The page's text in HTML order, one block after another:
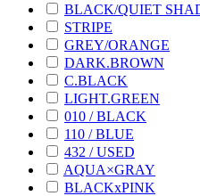
BLACK/QUIET
STRIPE
GREY/ORANGE
DARK.BROWN
C.BLACK
LIGHT.GREEN
010 / BLACK
110 / BLUE
432 / USED
AQUA×GRAY
BLACKxPINK